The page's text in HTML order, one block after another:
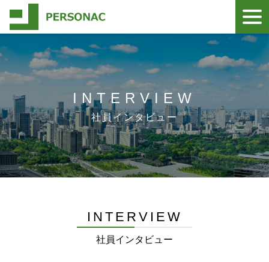
INTERVIEW
社員インタビュー
INTERVIEW
社員インタビュー